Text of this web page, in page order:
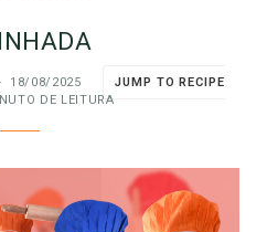
18/08/2025
JUMP TO RECIPE
DE LEITURA